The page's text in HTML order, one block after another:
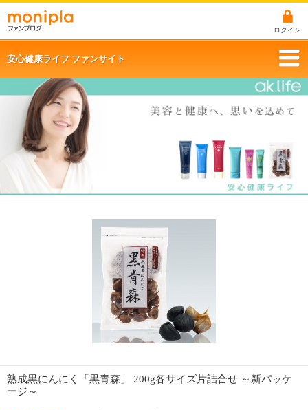
ログイン
安心健康ライフ ファンサイト
熟成黒にんにく「黒青森」 200g各サイズ片詰合せ ～新パッケ
ージ～